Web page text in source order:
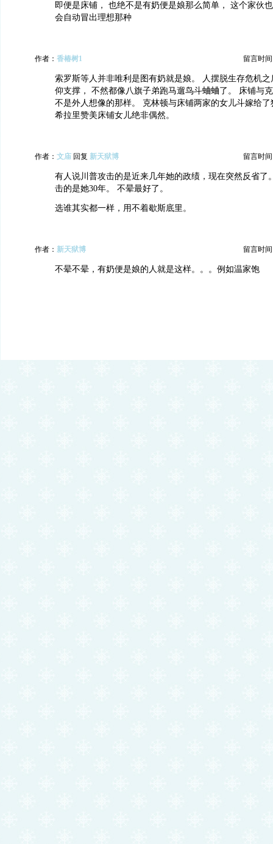
即便是床铺， 也绝不是有奶便是娘那么简单， 这个家伙
会自动冒出理想那种
作者： 香椿树1 留言时间
索罗斯等人并非唯利是图有奶就是娘。 人摆脱生存危机
仰支撑， 不然都像八旗子弟跑马遛鸟斗蛐蛐了。 床铺与
不是外人想像的那样。 克林顿与床铺两家的女儿斗嫁给
希拉里赞美床铺女儿绝非偶然。
作者： 文庙 回复 新天狱博 留言时间
有人说川普攻击的是近来几年她的政绩，现在突然反省了
击的是她30年。 不晕最好了。
选谁其实都一样，用不着歇斯底里。
作者： 新天狱博 留言时间
不晕不晕，有奶便是娘的人就是这样。。。例如温家饱